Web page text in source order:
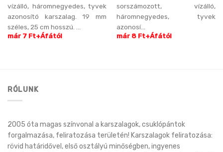
vízálló, háromnegyedes, tyvek
azonosító karszalag. 19 mm
széles, 25 cm hosszú. ...
már 7 Ft+Áfától
sorszámozott, vízálló,
háromnegyedes, tyvek
azonosí...
már 8 Ft+Áfától
RÓLUNK
2005 óta magas színvonal a karszalagok, csuklópántok
forgalmazása, feliratozása területén! Karszalagok feliratozása:
rövid határidővel, első osztályú minőségben, ingyenes